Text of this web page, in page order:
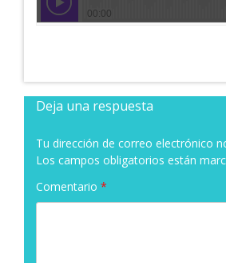
Deja una respuesta
Tu dirección de correo electrónico
Los campos obligatorios están
Comentario *